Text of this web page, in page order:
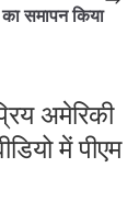
का समापन किया
अमेरिकी
में पीएम